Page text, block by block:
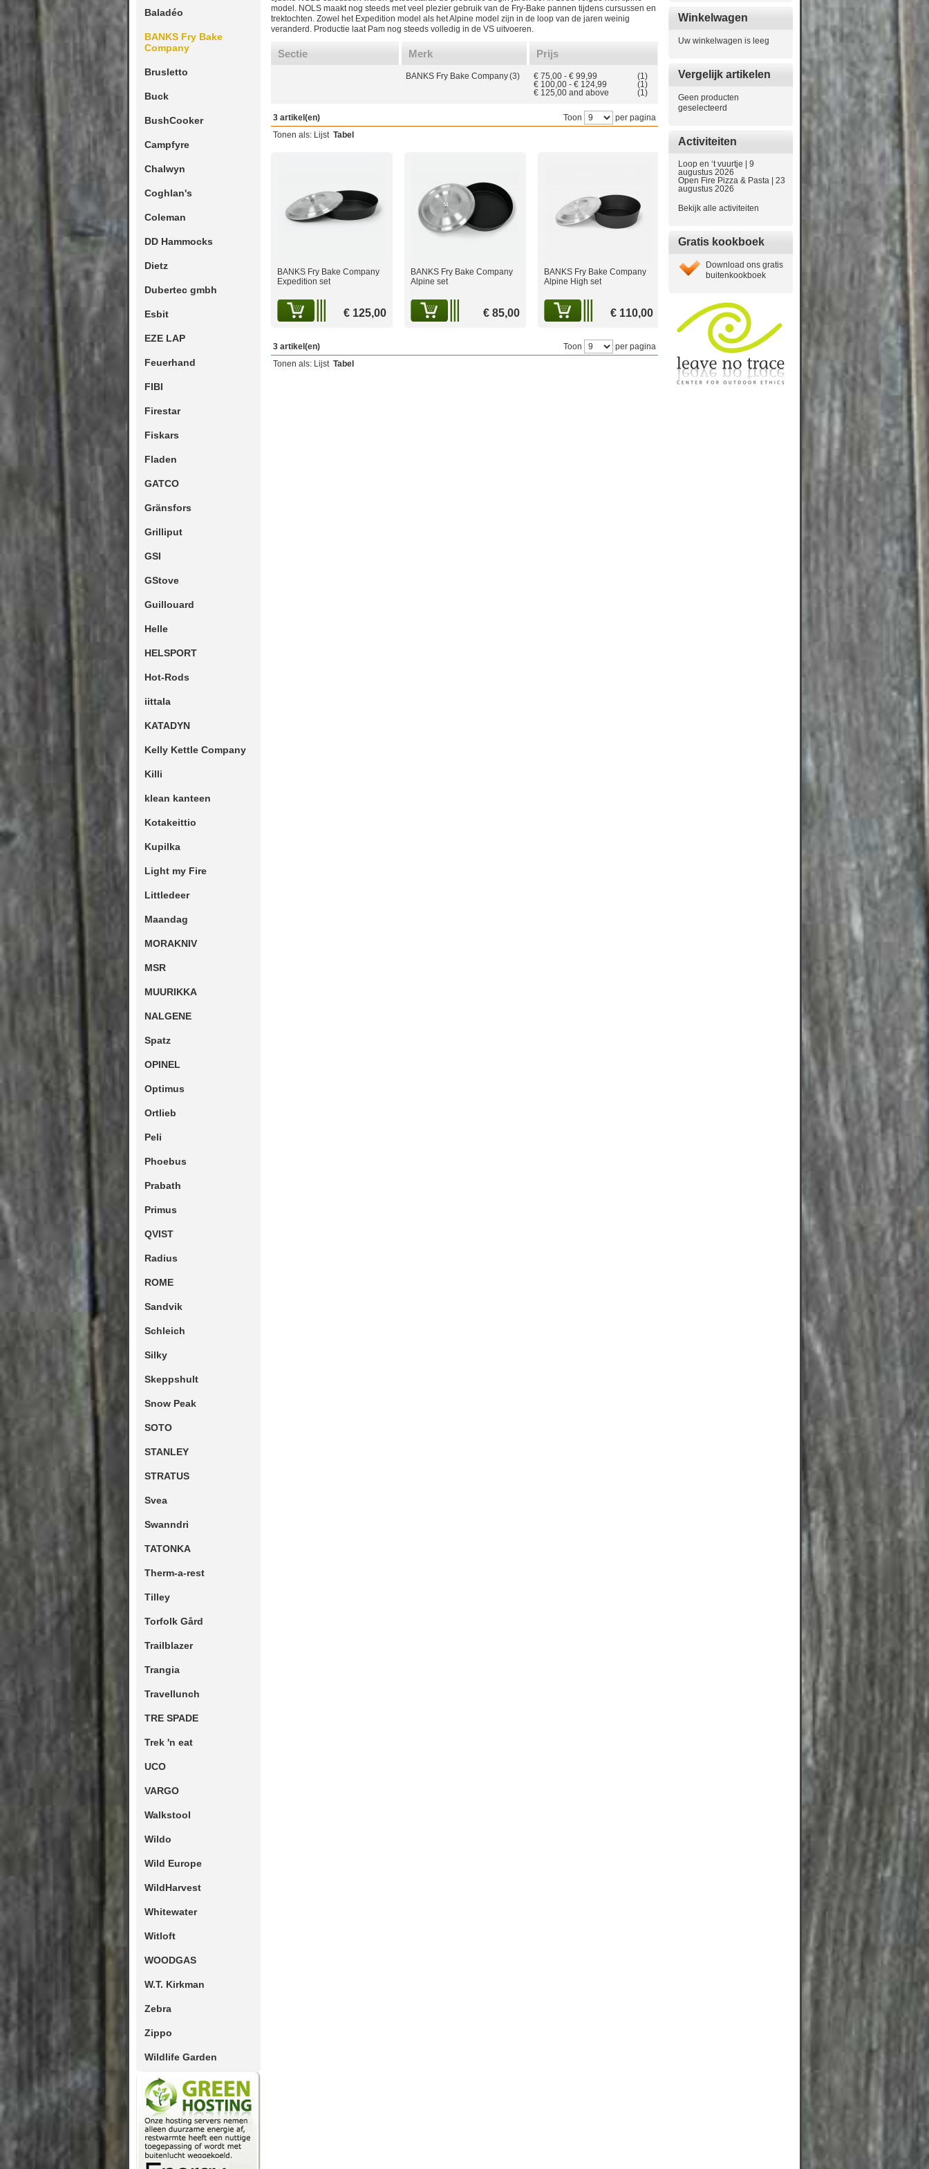
Baladéo
BANKS Fry Bake
Company
Brusletto
Buck
BushCooker
Campfyre
Chalwyn
Coghlan's
Coleman
DD Hammocks
Dietz
Dubertec gmbh
Esbit
EZE LAP
Feuerhand
FIBI
Firestar
Fiskars
Fladen
GATCO
Gränsfors
Grilliput
GSI
GStove
Guillouard
Helle
HELSPORT
Hot-Rods
iittala
KATADYN
Kelly Kettle Company
Killi
klean kanteen
Kotakeittio
Kupilka
Light my Fire
Littledeer
Maandag
MORAKNIV
MSR
MUURIKKA
NALGENE
Spatz
OPINEL
Optimus
Ortlieb
Peli
Phoebus
Prabath
Primus
QVIST
Radius
ROME
Sandvik
Schleich
Silky
Skeppshult
Snow Peak
SOTO
STANLEY
STRATUS
Svea
Swanndri
TATONKA
Therm-a-rest
Tilley
Torfolk Gård
Trailblazer
Trangia
Travellunch
TRE SPADE
Trek 'n eat
UCO
VARGO
Walkstool
Wildo
Wild Europe
WildHarvest
Whitewater
Witloft
WOODGAS
W.T. Kirkman
Zebra
Zippo
Wildlife Garden
model. NOLS maakt nog steeds met veel plezier gebruik van de Fry-Bake pannen tijdens cursussen en
trektochten. Zowel het Expedition model als het Alpine model zijn in de loop van de jaren weinig
veranderd. Productie laat Pam nog steeds volledig in de VS uitvoeren.
Sectie Merk
BANKS Fry Bake Company(3)
Prijs
€ 75,00 - € 99,99
(1)
€ 100,00 - € 124,99
(1)
€ 125,00 and above (1)
3 artikel(en) Toon
per pagina
Tonen als: Lijst Tabel
BANKS Fry Bake Company
Expedition set
€ 125,00
BANKS Fry Bake Company
Alpine set
€ 85,00
BANKS Fry Bake Company
Alpine High set
€ 110,00
3 artikel(en) Toon
per pagina
Tonen als: Lijst Tabel
Winkelwagen
Uw winkelwagen is leeg
Vergelijk artikelen
Geen producten
geselecteerd
Activiteiten
Loop en ‘t vuurtje | 9
augustus 2026
Open Fire Pizza & Pasta | 23
augustus 2026
Bekijk alle activiteiten
Gratis kookboek
Download ons gratis
buitenkookboek